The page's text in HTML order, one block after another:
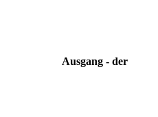
Ausgang - der